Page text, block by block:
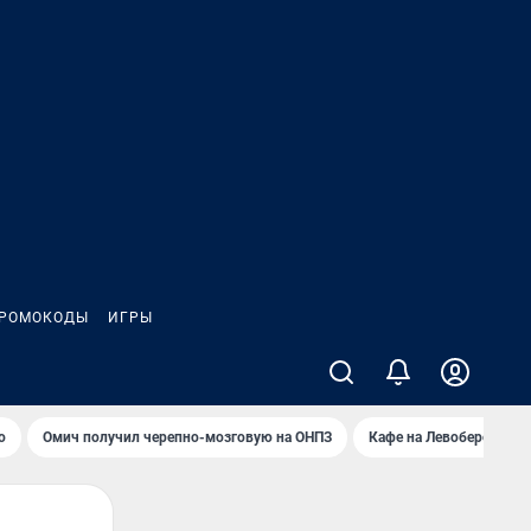
ИГРЫ
Омич получил черепно-мозговую на ОНПЗ Кафе на Левобережье